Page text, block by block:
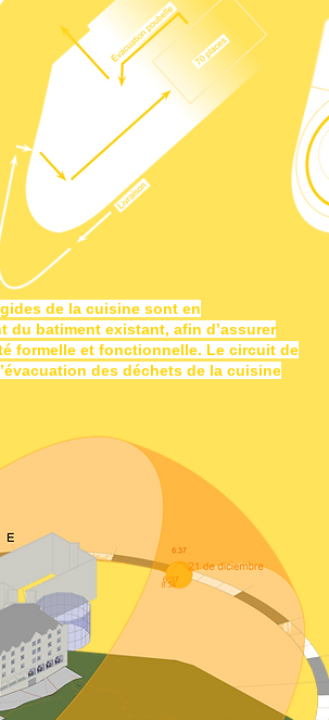
de la cuisine sont en
du batiment existant, afin d’assurer
formelle et fonctionnelle. Le circuit de
des déchets de la cuisine